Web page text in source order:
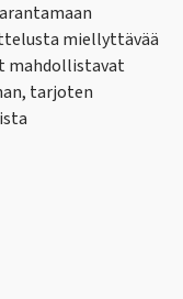
miellyttävää
mahdollistavat
tarjoten